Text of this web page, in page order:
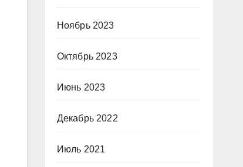
Ноябрь 2023
Октябрь 2023
Июнь 2023
Декабрь 2022
Июль 2021